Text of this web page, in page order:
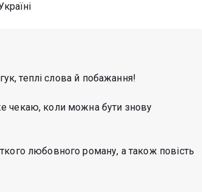
теплі слова й побажання!
чекаю, коли можна бути знову
любовного роману, а також повість